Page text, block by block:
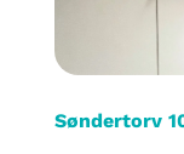
Søndertorv